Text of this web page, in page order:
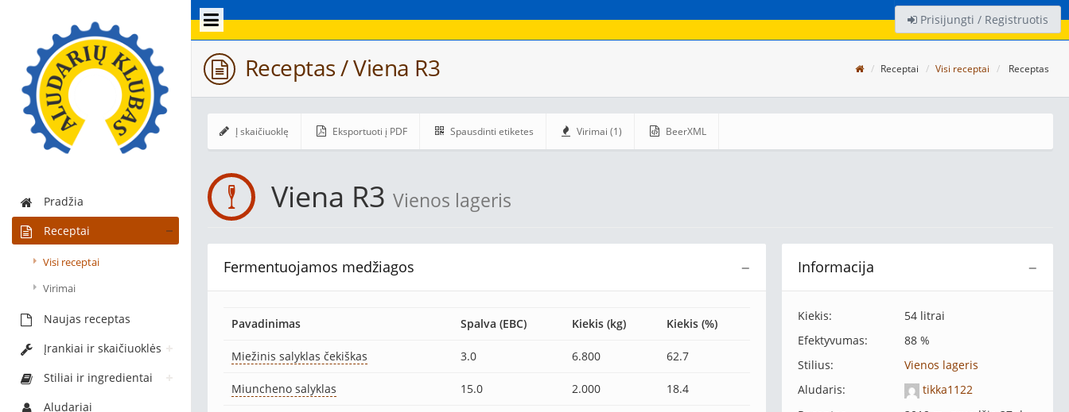
Pradžia
Receptai
Visi receptai
Virimai
Naujas receptas
Įrankiai ir skaičiuoklės
Stiliai ir ingredientai
Aludariai
Prisijungti / Registruotis
Receptas / Viena R3 Receptai Visi receptai Receptas
Į skaičiuoklę Eksportuoti į PDF Spausdinti etiketes Virimai (1) BeerXML
Viena R3 Vienos lageris
−
Informacija
Kiekis:
54 litrai
Efektyvumas:
88 %
Stilius:
Vienos lageris
Aludaris:
tikka1122
−
Fermentuojamos medžiagos
Pavadinimas Spalva (EBC) Kiekis (kg) Kiekis (%)
Miežinis salyklas čekiškas 3.0 6.800 62.7
Miuncheno salyklas 15.0 2.000 18.4